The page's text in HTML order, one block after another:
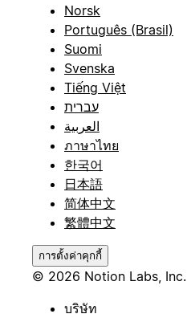
Norsk
Português (Brasil)
Suomi
Svenska
Tiếng Việt
עברית
العربية
ภาษาไทย
한국어
日本語
简体中文
繁體中文
การตั้งค่าคุกกี้
© 2026 Notion Labs, Inc.
บริษัท